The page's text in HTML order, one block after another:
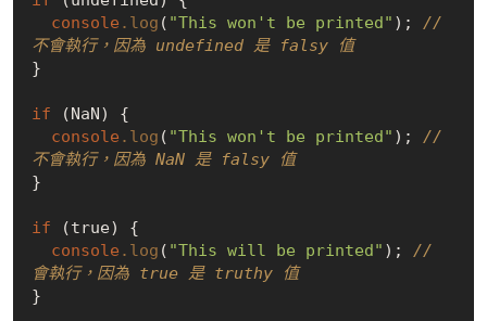
console .log ( "This won't be printed" ); //
不會執行，因為 undefined 是 falsy 值
}
if (NaN) {
console .log ( "This won't be printed" ); //
不會執行，因為 NaN 是 falsy 值
}
if (true) {
console .log ( "This will be printed" ); //
會執行，因為 true 是 truthy 值
}